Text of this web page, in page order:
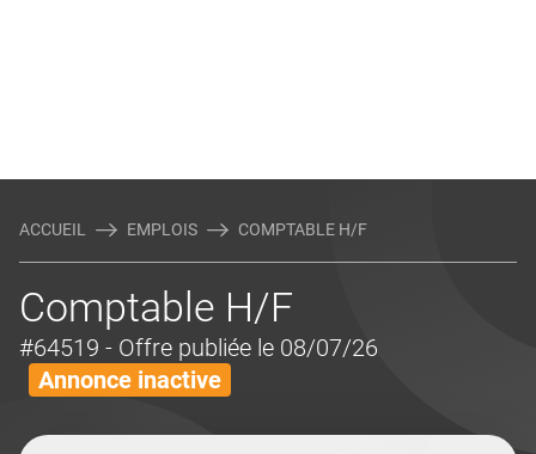
ACCUEIL EMPLOIS COMPTABLE H/F
Comptable H/F
#64519 - Offre publiée le 08/07/26
Annonce inactive